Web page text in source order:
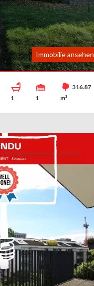
Immobilie ansehen
1 1
316.87
m²